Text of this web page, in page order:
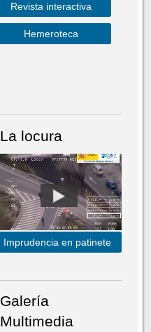
Revista interactiva
Hemeroteca
La locura
Imprudencia en patinete
Galería
Multimedia